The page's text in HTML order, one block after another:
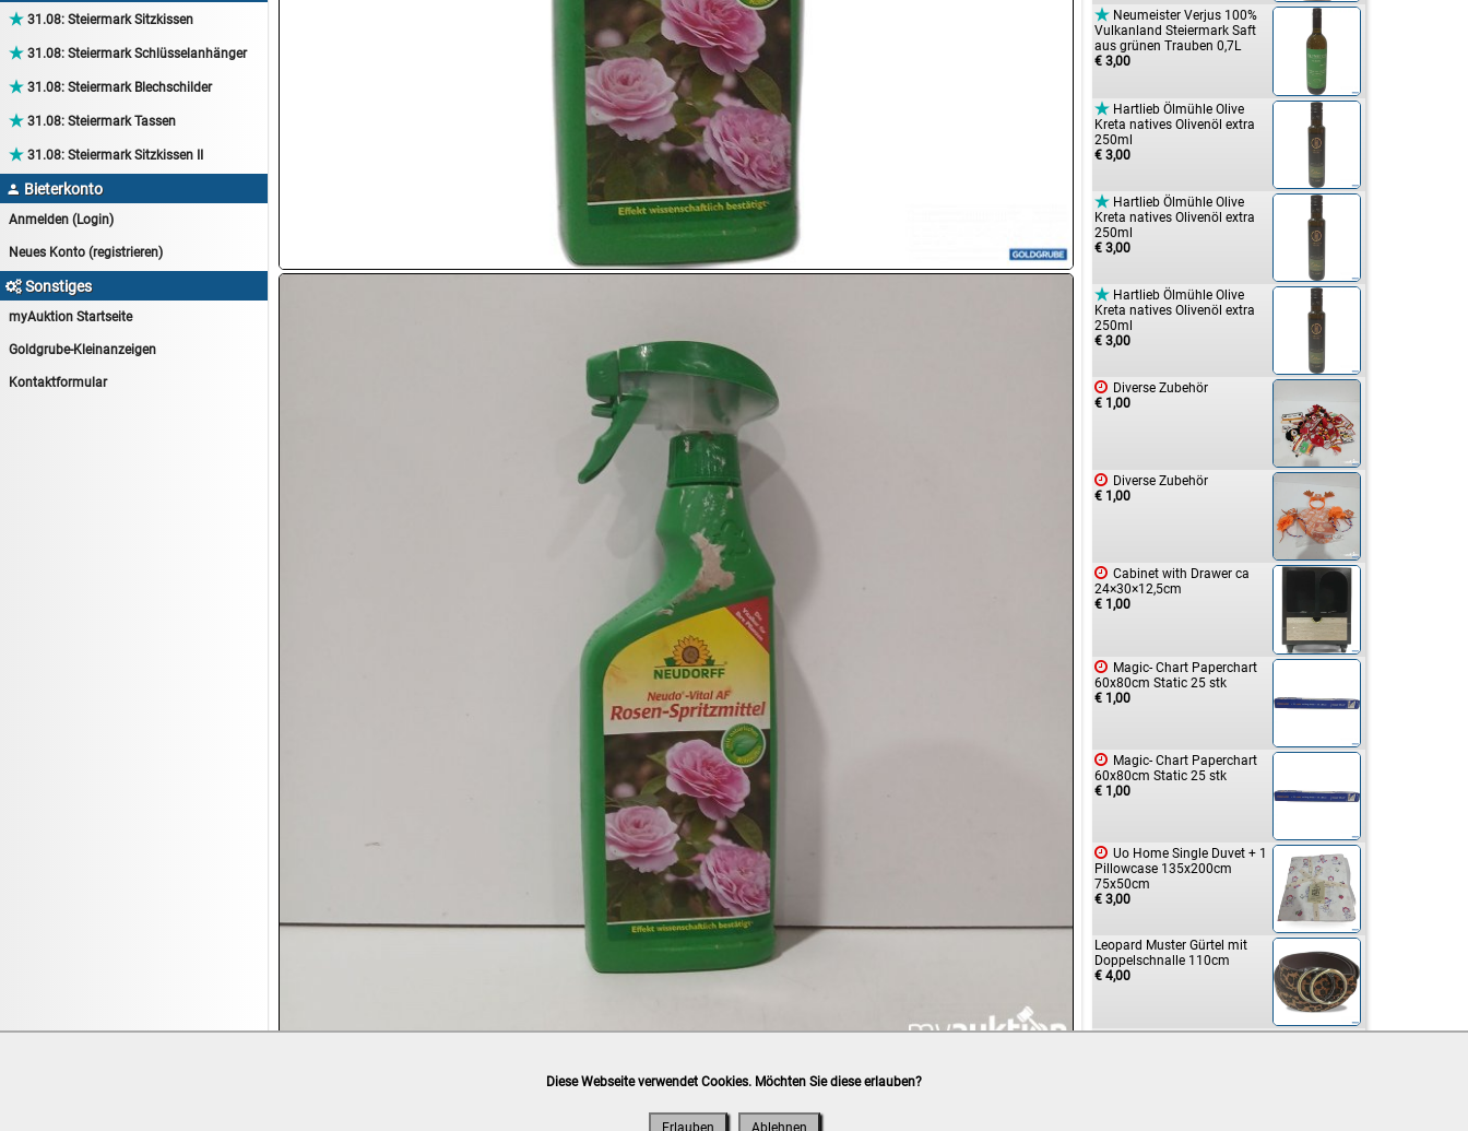
12.08:
14.08:Tiernahrung/Zubehör
14.08:1€ Totalabverkauf
15.08:Lebensmittel/Wein
15.08:Drogerie/Kosmetik
 31.08: Steiermark Sitzkissen
 31.08: Steiermark Schlüsselanhänger
 31.08: Steiermark Blechschilder
 31.08: Steiermark Tassen
 31.08: Steiermark Sitzkissen II
 Bieterkonto
Anmelden (Login)
Neues Konto (registrieren)
Sonstiges
myAuktion Startseite
Goldgrube-Kleinanzeigen
Kontaktformular
 Neumeister Verjus 100%
Vulkanland Steiermark Saft
aus grünen Trauben 0,7L
€ 3,00
 Hartlieb Ölmühle Olive
Kreta natives Olivenöl extra
250ml
€ 3,00
 Hartlieb Ölmühle Olive
Kreta natives Olivenöl extra
250ml
€ 3,00
 Hartlieb Ölmühle Olive
Kreta natives Olivenöl extra
250ml
€ 3,00
 Diverse Zubehör
€ 1,00
 Diverse Zubehör
€ 1,00
 Cabinet with Drawer ca
24×30×12,5cm
€ 1,00
 Magic- Chart Paperchart
60x80cm Static 25 stk
€ 1,00
 Magic- Chart Paperchart
60x80cm Static 25 stk
€ 1,00
 Uo Home Single Duvet + 1
Pillowcase 135x200cm
75x50cm
€ 3,00
Leopard Muster Gürtel mit
Doppelschnalle 110cm
€ 4,00
Vorabüberweisung, Barzahlung, Bankomat, Kreditkarte (vor Ort)
Diese Webseite verwendet Cookies. Möchten Sie diese erlauben?
Erlauben Ablehnen